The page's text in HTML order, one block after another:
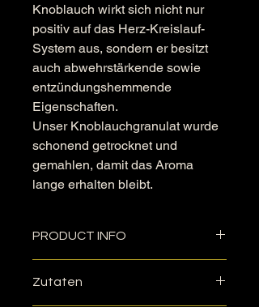
Knoblauch wirkt sich nicht nur
positiv auf das Herz-Kreislauf-
System aus, sondern er besitzt
auch abwehrstärkende sowie
entzündungshemmende
Eigenschaften.
Unser Knoblauchgranulat wurde
schonend getrocknet und
gemahlen, damit das Aroma
lange erhalten bleibt.
PRODUCT INFO
ausschließlich im versiegelten
Zutaten